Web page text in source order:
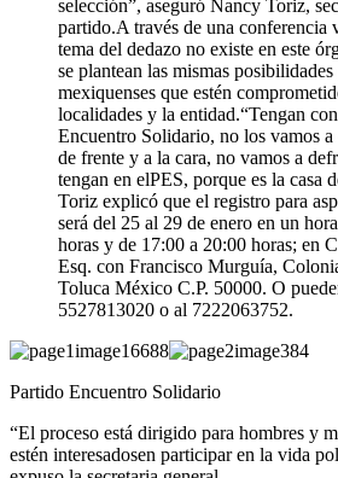
selección”, aseguró Nancy Toriz,
partido.A través de una conferencia
tema del dedazo no existe en este
se plantean las mismas
mexiquenses que estén
localidades y la entidad.“Tengan
Encuentro Solidario, no los vamos a
de frente y a la cara, no vamos a
tengan en elPES, porque es la casa
Toriz explicó que el registro para
será del 25 al 29 de enero en un
horas y de 17:00 a 20:00 horas; en
Esq. con Francisco Murguía,
Toluca México C.P. 50000. O
5527813020 o al 7222063752.
Partido Encuentro Solidario
“El proceso está dirigido para hombres y
estén interesadosen participar en la vida